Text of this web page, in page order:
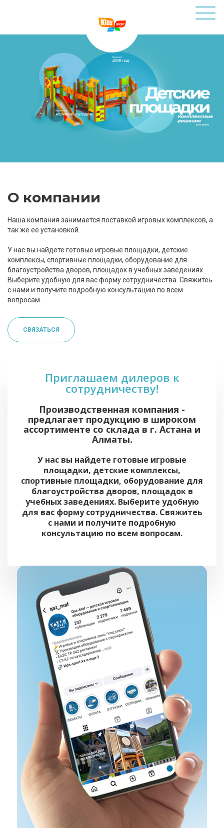
О компании
Наша компания занимается поставкой игровых комплексов, а
так же ее установкой.
У нас вы найдете готовые игровые площадки, детские
комплексы, спортивные площадки, оборудование для
благоустройства дворов, площадок в учебных заведениях.
Выберите удобную для вас форму сотрудничества. Свяжитеь
с нами и получите подробную консультацию по всем
вопросам.
СВЯЗАТЬСЯ
Приглашаем дилеров к
сотрудничеству!
Производственная компания -
предлагает продукцию в широком
ассортименте со склада в г. Астана и
Алматы.
У нас вы найдете готовые игровые
площадки, детские комплексы,
спортивные площадки, оборудование для
благоустройства дворов, площадок в
учебных заведениях. Выберите удобную
для вас форму сотрудничества. Свяжитеь
с нами и получите подробную
консультацию по всем вопросам.